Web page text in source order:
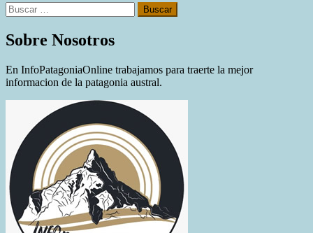
Buscar:
Sobre Nosotros
En InfoPatagoniaOnline trabajamos para traerte la mejor
informacion de la patagonia austral.